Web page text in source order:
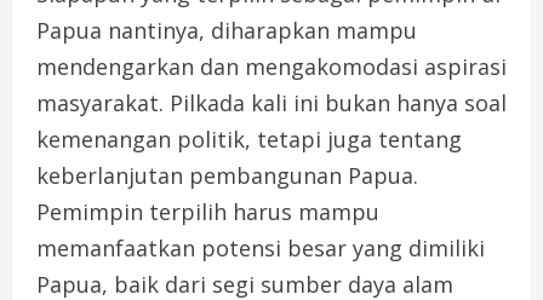
Papua nantinya, diharapkan mampu
mendengarkan dan mengakomodasi aspirasi
masyarakat. Pilkada kali ini bukan hanya soal
kemenangan politik, tetapi juga tentang
keberlanjutan pembangunan Papua.
Pemimpin terpilih harus mampu
memanfaatkan potensi besar yang dimiliki
Papua, baik dari segi sumber daya alam